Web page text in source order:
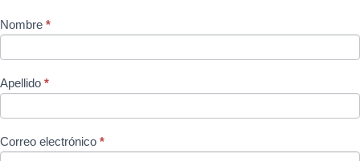
Event
Registration
Nombre *
Apellido *
Correo electrónico *